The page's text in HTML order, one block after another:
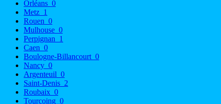
Orléans 0
Metz 1
Rouen 0
Mulhouse 0
Perpignan 1
Caen 0
Boulogne-Billancourt 0
Nancy 0
Argenteuil 0
Saint-Denis 2
Roubaix 0
Tourcoing 0